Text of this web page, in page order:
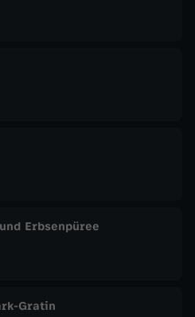
Erbsenpüree
Gratin